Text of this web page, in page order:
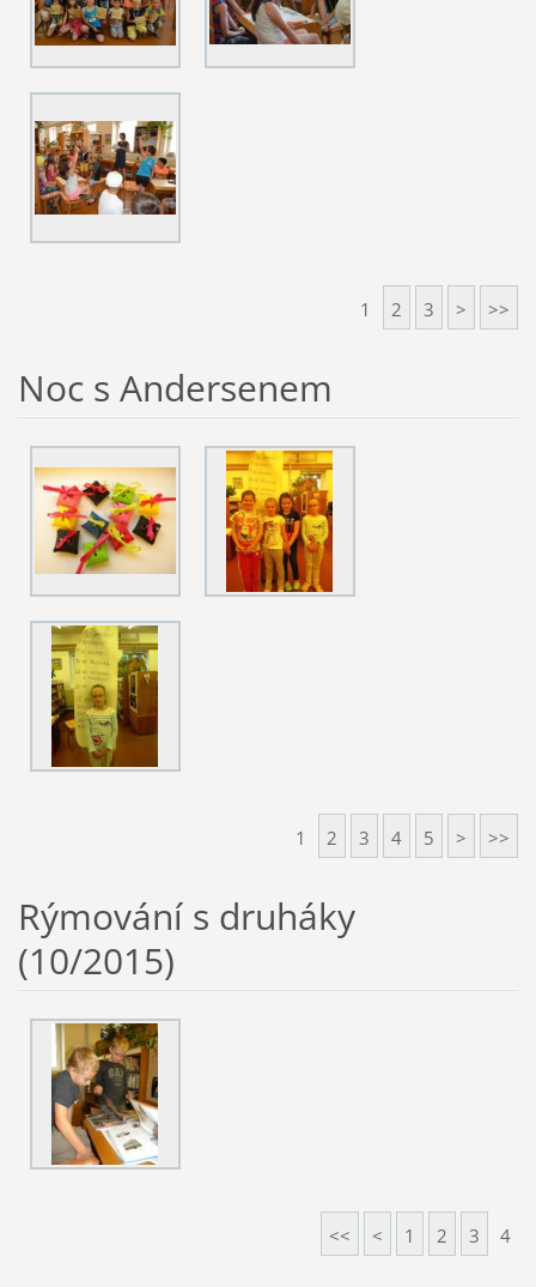
1 2 3 > >>
Noc s Andersenem
1 2 3 4 5 > >>
Rýmování s druháky
(10/2015)
<< < 1 2 3 4